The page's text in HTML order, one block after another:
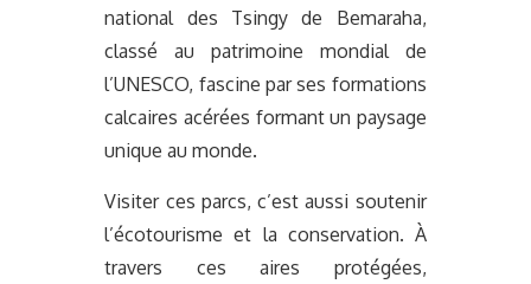
national des Tsingy de Bemaraha,
classé au patrimoine mondial de
l’UNESCO, fascine par ses formations
calcaires acérées formant un paysage
unique au monde.
Visiter ces parcs, c’est aussi soutenir
l’écotourisme et la conservation. À
travers ces aires protégées,